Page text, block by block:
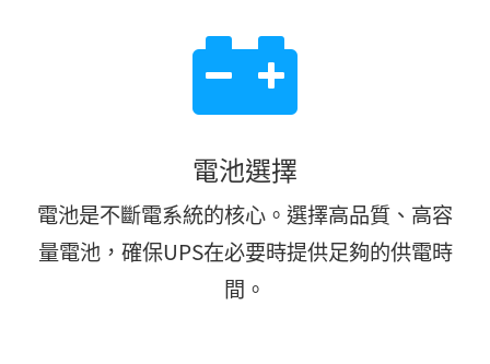
電池選擇
電池是不斷電系統的核心。選擇高品質、高容
量電池，確保UPS在必要時提供足夠的供電時
間。